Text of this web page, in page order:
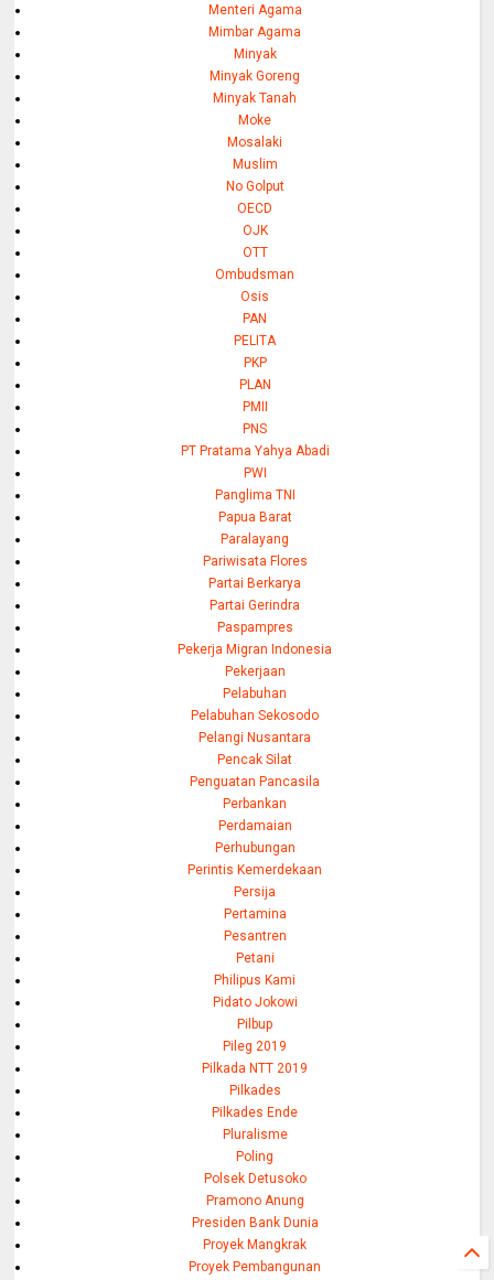
Menteri Agama
Mimbar Agama
Minyak
Minyak Goreng
Minyak Tanah
Moke
Mosalaki
Muslim
No Golput
OECD
OJK
OTT
Ombudsman
Osis
PAN
PELITA
PKP
PLAN
PMII
PNS
PT Pratama Yahya Abadi
PWI
Panglima TNI
Papua Barat
Paralayang
Pariwisata Flores
Partai Berkarya
Partai Gerindra
Paspampres
Pekerja Migran Indonesia
Pekerjaan
Pelabuhan
Pelabuhan Sekosodo
Pelangi Nusantara
Pencak Silat
Penguatan Pancasila
Perbankan
Perdamaian
Perhubungan
Perintis Kemerdekaan
Persija
Pertamina
Pesantren
Petani
Philipus Kami
Pidato Jokowi
Pilbup
Pileg 2019
Pilkada NTT 2019
Pilkades
Pilkades Ende
Pluralisme
Poling
Polsek Detusoko
Pramono Anung
Presiden Bank Dunia
Proyek Mangkrak
Proyek Pembangunan